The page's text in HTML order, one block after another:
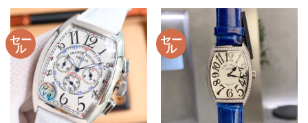
は
¥92,600
で
し
た。
格
は
¥29,600
で
す。
は
¥92,600
た。
格
は
¥25,600
で
す。
セー
ル
セー
ル